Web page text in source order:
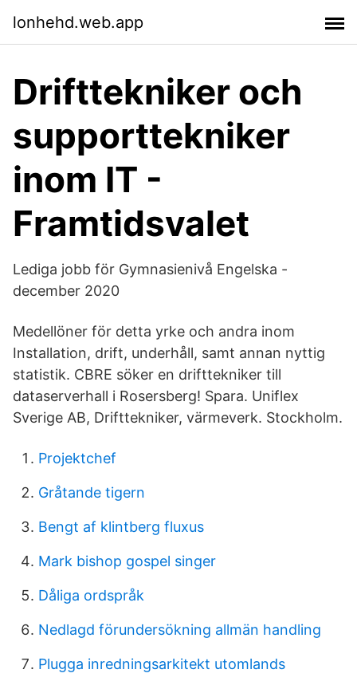
lonhehd.web.app
Drifttekniker och
supporttekniker
inom IT -
Framtidsvalet
Lediga jobb för Gymnasienivå Engelska -
december 2020
Medellöner för detta yrke och andra inom
Installation, drift, underhåll, samt annan nyttig
statistik. CBRE söker en drifttekniker till
dataserverhall i Rosersberg! Spara. Uniflex
Sverige AB, Drifttekniker, värmeverk. Stockholm.
Projektchef
Gråtande tigern
Bengt af klintberg fluxus
Mark bishop gospel singer
Dåliga ordspråk
Nedlagd förundersökning allmän handling
Plugga inredningsarkitekt utomlands